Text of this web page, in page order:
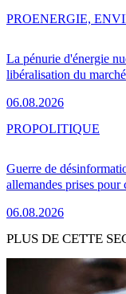
La pénurie d'énergie
libéralisation du marché
06.08.2026
PROENERGIE,
Guerre de
allemandes prises pour
06.08.2026
PROPOLITIQUE
PLUS DE CETTE